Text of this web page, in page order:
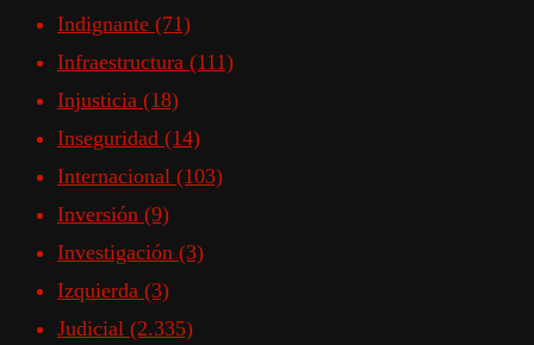
Indignante (71)
Infraestructura (111)
Injusticia (18)
Inseguridad (14)
Internacional (103)
Inversión (9)
Investigación (3)
Izquierda (3)
Judicial (2.335)